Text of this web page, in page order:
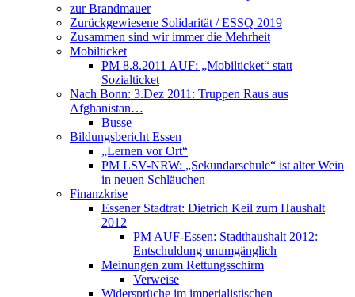
zur Brandmauer
Zurückgewiesene Solidarität / ESSQ 2019
Zusammen sind wir immer die Mehrheit
Mobilticket
PM 8.8.2011 AUF: „Mobilticket“ statt
Sozialticket
Nach Bonn: 3.Dez 2011: Truppen Raus aus
Afghanistan…
Busse
Bildungsbericht Essen
„Lernen vor Ort“
PM LSV-NRW: „Sekundarschule“ ist alter Wein
in neuen Schläuchen
Finanzkrise
Essener Stadtrat: Dietrich Keil zum Haushalt
2012
PM AUF-Essen: Stadthaushalt 2012:
Entschuldung unumgänglich
Meinungen zum Rettungsschirm
Verweise
Widersprüche im imperialistischen